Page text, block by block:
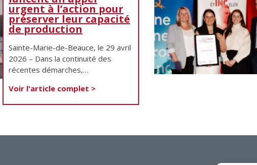
urgent à l’action pour
préserver leur capacité
de production
Sainte-Marie-de-Beauce, le 29 avril
2026 – Dans la continuité des
récentes démarches,…
Voir l'article complet >